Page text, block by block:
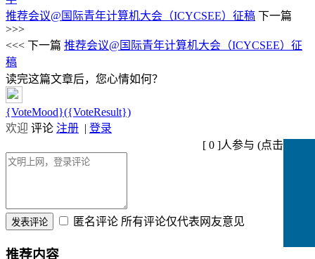
推荐会议@国际青年计算机大会（ICYCSEE）征稿 下一篇
>>>
<<< 下一篇 推荐会议@国际青年计算机大会（ICYCSEE）征
稿
读完这篇文章后，您心情如何？
{VoteMood}({VoteResult})
欢迎 评论 注册 | 登录
[ 0 ]人参与 (点击查看
匿名评论 所有评论仅代表网友意见
推荐内容